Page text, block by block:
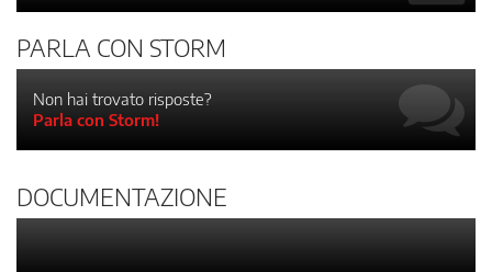
PARLA CON STORM
Non hai trovato risposte?
Parla con Storm!
DOCUMENTAZIONE